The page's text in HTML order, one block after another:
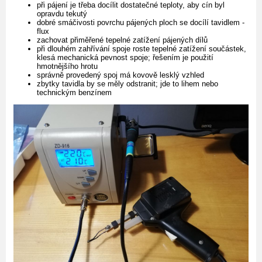
při pájení je třeba docílit dostatečné teploty, aby cín byl
opravdu tekutý
dobré smáčivosti povrchu pájených ploch se docílí tavidlem -
flux
zachovat přiměřené tepelné zatížení pájených dílů
při dlouhém zahřívání spoje roste tepelné zatížení součástek,
klesá mechanická pevnost spoje; řešením je použití
hmotnějšího hrotu
správně provedený spoj má kovově lesklý vzhled
zbytky tavidla by se měly odstranit; jde to lihem nebo
technickým benzínem